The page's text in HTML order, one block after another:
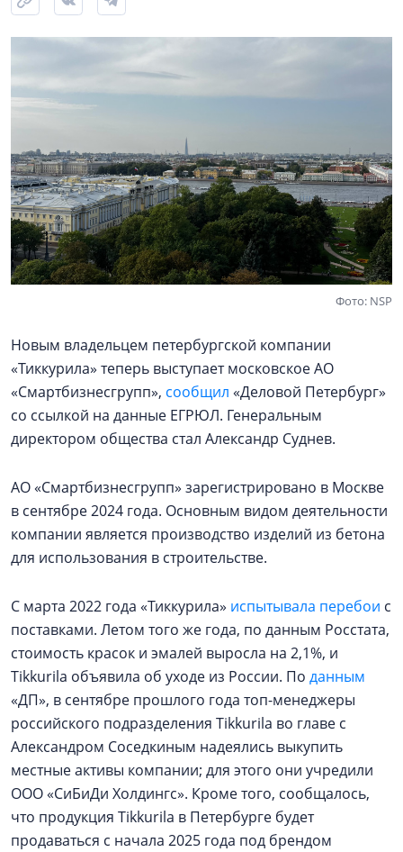
Фото: NSP
Новым владельцем петербургской компании
«Тиккурила» теперь выступает московское АО
«Смартбизнесгрупп», сообщил «Деловой Петербург»
со ссылкой на данные ЕГРЮЛ. Генеральным
директором общества стал Александр Суднев.
АО «Смартбизнесгрупп» зарегистрировано в Москве
в сентябре 2024 года. Основным видом деятельности
компании является производство изделий из бетона
для использования в строительстве.
С марта 2022 года «Тиккурила» испытывала перебои с
поставками. Летом того же года, по данным Росстата,
стоимость красок и эмалей выросла на 2,1%, и
Tikkurila объявила об уходе из России. По данным
«ДП», в сентябре прошлого года топ-менеджеры
российского подразделения Tikkurila во главе с
Александром Соседкиным надеялись выкупить
местные активы компании; для этого они учредили
ООО «СиБиДи Холдингс». Кроме того, сообщалось,
что продукция Tikkurila в Петербурге будет
продаваться с начала 2025 года под брендом